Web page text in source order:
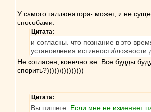
У самого галлюнатора- может, и не
способами.
Цитата:
и согласны, что познание в это
установления
Не согласен, конечно же. Все будды
спорить?)))))))))))))))
Цитата:
Вы пишете: Если мне не изменяет